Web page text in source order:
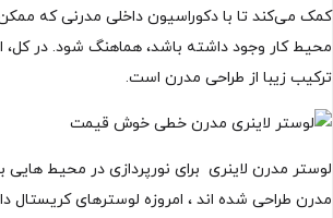
کمک می‌کند تا با دکوراسیون داخلی مدرنی که
محیط کار وجود داشته باشد، هماهنگ شود. در کل،
ترکیب زیبا از طراحی مدرن است.
لوستر مدرن لاینری برای نورپردازی در محیط هایی
مدرن طراحی شده اند ، امروزه لوسترهای کریستال